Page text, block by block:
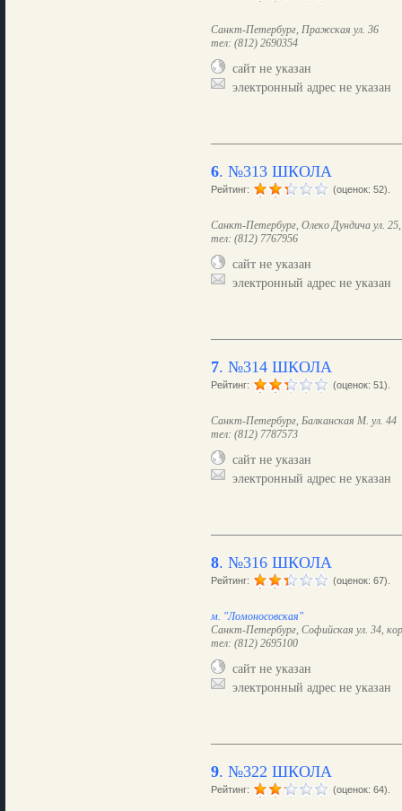
Санкт-Петербург, Пражская ул. 36
тел: (812) 2690354
сайт не указан
электронный адрес не указан
6. №313 ШКОЛА
Рейтинг: (оценок: 52).
Санкт-Петербург, Олеко Дундича ул.
тел: (812) 7767956
сайт не указан
электронный адрес не указан
7. №314 ШКОЛА
Рейтинг: (оценок: 51).
Санкт-Петербург, Балканская М. ул. 44
тел: (812) 7787573
сайт не указан
электронный адрес не указан
8. №316 ШКОЛА
Рейтинг: (оценок: 67).
м. "Ломоносовская"
Санкт-Петербург, Софийская ул. 34,
тел: (812) 2695100
сайт не указан
электронный адрес не указан
9. №322 ШКОЛА
Рейтинг: (оценок: 64).